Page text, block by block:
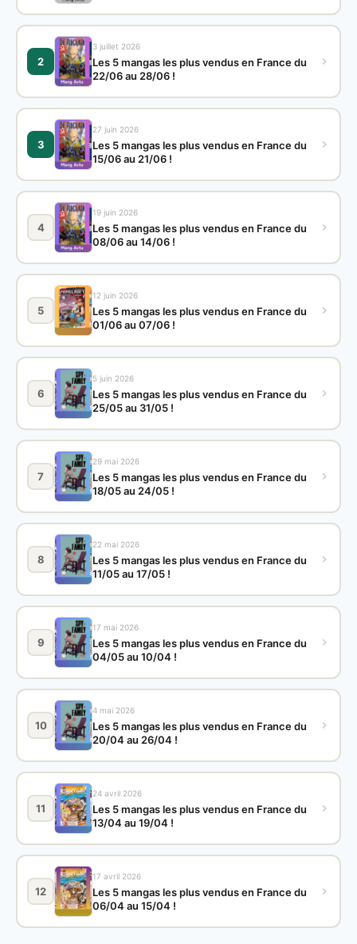
2
3 juillet 2026
Les 5 mangas les plus vendus en France du
22/06 au 28/06 !
3
27 juin 2026
Les 5 mangas les plus vendus en France du
15/06 au 21/06 !
4
19 juin 2026
Les 5 mangas les plus vendus en France du
08/06 au 14/06 !
5
12 juin 2026
Les 5 mangas les plus vendus en France du
01/06 au 07/06 !
6
5 juin 2026
Les 5 mangas les plus vendus en France du
25/05 au 31/05 !
7
29 mai 2026
Les 5 mangas les plus vendus en France du
18/05 au 24/05 !
8
22 mai 2026
Les 5 mangas les plus vendus en France du
11/05 au 17/05 !
9
17 mai 2026
Les 5 mangas les plus vendus en France du
04/05 au 10/04 !
10
4 mai 2026
Les 5 mangas les plus vendus en France du
20/04 au 26/04 !
11
24 avril 2026
Les 5 mangas les plus vendus en France du
13/04 au 19/04 !
12
17 avril 2026
Les 5 mangas les plus vendus en France du
06/04 au 15/04 !